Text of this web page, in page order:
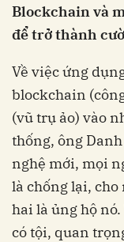
Blockchain và
để trở thành
Về việc ứng
blockchain
(vũ trụ ảo) vào
thống, ông
nghệ mới, mọi
là chống lại, cho
hai là ủng hộ
có tội, quan